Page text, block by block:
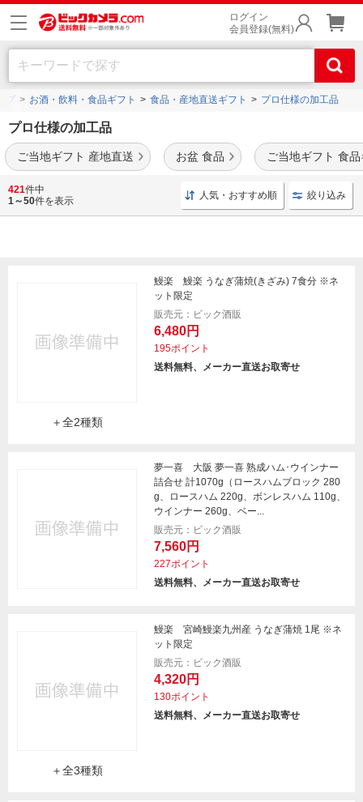
ログイン
会員登録(無料)
プ お酒・飲料・食品ギフト 食品・産地直送ギフト プロ仕様の加工品
プロ仕様の加工品
ご当地ギフト 産地直送 お盆 食品 ご当地ギフト 食
料理のプロがプロデュースした加工品を豊富に品揃え。 ラーメン
んや割烹 など様々なギフトを取り揃えております。
421件中
1～50件を表示 人気・おすすめ順 絞り込み
＋全2種類
鰻楽 鰻楽 うなぎ蒲焼(きざみ) 7食分 ※ネ
ット限定
販売元：ビック酒販
6,480円
195ポイント
送料無料、メーカー直送お取寄せ
夢一喜 大阪 夢一喜 熟成ハム･ウインナー
詰合せ 計1070g（ロースハムブロック 280
g、ロースハム 220g、ボンレスハム 110g、
ウインナー 260g、ベー...
販売元：ビック酒販
7,560円
227ポイント
送料無料、メーカー直送お取寄せ
＋全3種類
鰻楽 宮崎鰻楽九州産 うなぎ蒲焼 1尾 ※ネ
ット限定
販売元：ビック酒販
4,320円
130ポイント
送料無料、メーカー直送お取寄せ